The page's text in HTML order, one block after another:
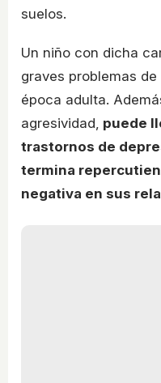
suelos.
Un niño con dicha
graves problemas
época adulta.
agresividad, puede
trastornos de
termina
negativa en sus